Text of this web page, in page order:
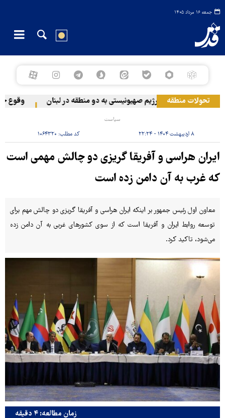
جمعه ۱۶ مرداد ۱۴۰۵
تحولات منطقهحمله رژیم صهیونیستی به دو منطقه در لبنان وقوع
سیاست
۸ اردیبهشت ۱۴۰۴ - ۲۲:۲۴ کد مطلب: ۱۰۶۴۳۲۰
ایران هراسی و آفریقا گریزی دو چالش مهمی است
که غرب به آن دامن زده است
معاون اول رئیس جمهور بر اینکه ایران هراسی و آفریقا گریزی دو چالش مهم برای
توسعه روابط ایران و آفریقا است که از سوی کشورهای غربی به آن دامن زده
می‌شود، تاکید کرد.
زمان مطالعه: ۴ دقیقه